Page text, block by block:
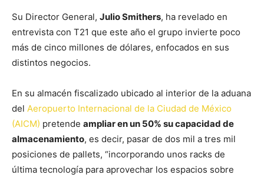
Su Director General, Julio Smithers, ha revelado en
entrevista con T21 que este año el grupo invierte poco
más de cinco millones de dólares, enfocados en sus
distintos negocios.
En su almacén fiscalizado ubicado al interior de la aduana
del Aeropuerto Internacional de la Ciudad de México
(AICM) pretende ampliar en un 50% su capacidad de
almacenamiento, es decir, pasar de dos mil a tres mil
posiciones de pallets, “incorporando unos racks de
última tecnología para aprovechar los espacios sobre